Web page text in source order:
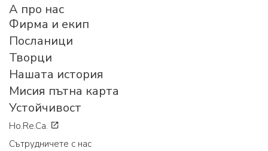
A про нас
Фирма и екип
Посланици
Творци
Нашата история
Мисия пътна карта
Устойчивост
Ho.Re.Ca.
Сътрудничете с нас